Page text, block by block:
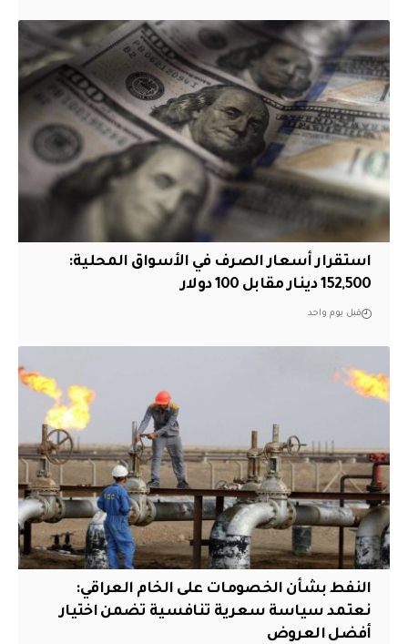
استقرار أسعار الصرف في الأسواق المحلية:
152,500 دينار مقابل 100 دولار
قبل يوم واحد
النفط بشأن الخصومات على الخام العراقي:
نعتمد سياسة سعرية تنافسية تضمن اختيار
أفضل العروض